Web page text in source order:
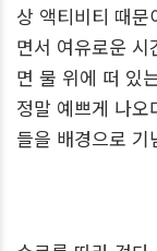
상 액티비티 때
면서 여유로운
면 물 위에 떠 있
정말 예쁘게 나
들을 배경으로